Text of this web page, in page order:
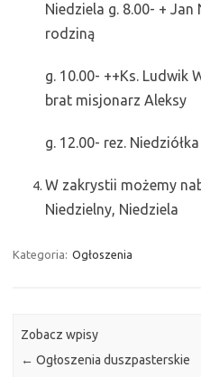
Niedziela g. 8.00- + Jan
rodziną
g. 10.00- ++Ks. Ludwik
brat misjonarz Aleksy
g. 12.00- rez. Niedziółka
W zakrystii możemy
Niedzielny, Niedziela
Kategoria: Ogłoszenia
Zobacz wpisy
← Ogłoszenia duszpasterskie